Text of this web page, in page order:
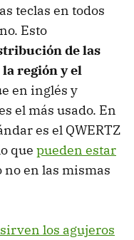
teclas en todos
Esto
de las
región y el
en inglés y
el más usado. En
es el QWERTZ
que pueden estar
no en las mismas
los agujeros